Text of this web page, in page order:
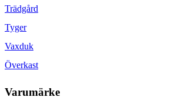
Trädgård
Tyger
Vaxduk
Överkast
Varumärke